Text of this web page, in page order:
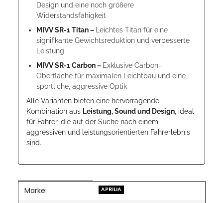
Design und eine noch größere
Widerstandsfähigkeit
MIVV SR-1 Titan –
Leichtes Titan für eine
signifikante Gewichtsreduktion und verbesserte
Leistung
MIVV SR-1 Carbon – Exklusive Carbon-
Oberfläche für maximalen Leichtbau und eine
sportliche, aggressive Optik
Alle Varianten bieten eine hervorragende
Kombination aus Leistung, Sound und Design , ideal
für Fahrer, die auf der Suche nach einem
aggressiven und leistungsorientierten Fahrerlebnis
sind.
Produkteigenschaft
Wert
Marke: APRILIA